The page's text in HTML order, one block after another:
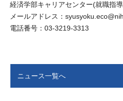
経済学部キャリアセンター(就職指
メールアドレス：
電話番号：03-3219-3313
ニュース一覧へ